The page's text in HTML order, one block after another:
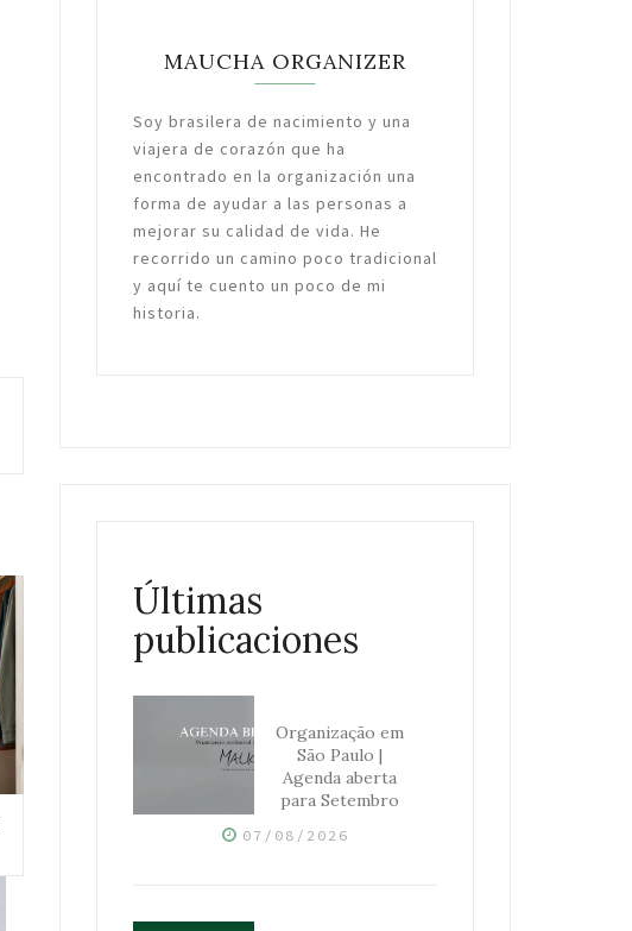
MAUCHA ORGANIZER
Soy brasilera de nacimiento y una
viajera de corazón que ha
encontrado en la organización una
forma de ayudar a las personas a
mejorar su calidad de vida. He
recorrido un camino poco tradicional
y aquí te cuento un poco de mi
historia.
Últimas
publicaciones
Organização em
São Paulo |
Agenda aberta
para Setembro
07/08/2026